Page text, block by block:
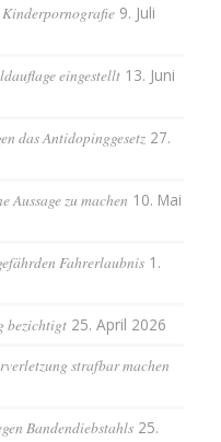
Kinderpornografie 9. Juli
eingestellt 13. Juni
das Antidopinggesetz 27.
Aussage zu machen 10. Mai
Fahrerlaubnis 1.
bezichtigt 25. April 2026
strafbar machen
Bandendiebstahls 25.